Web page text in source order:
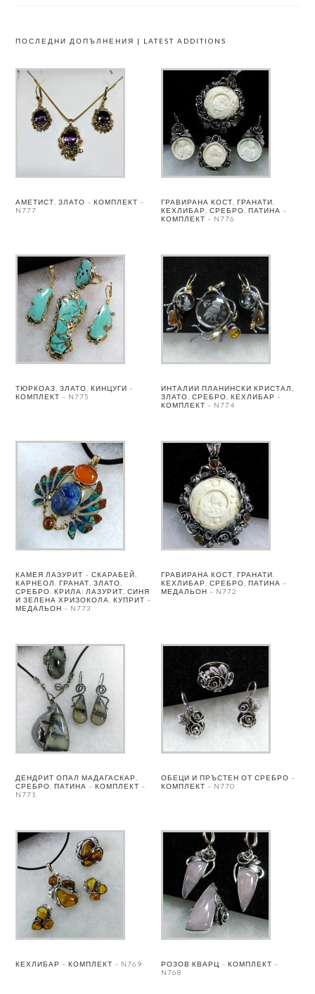
ПОСЛЕДНИ ДОПЪЛНЕНИЯ | LATEST ADDITIONS
АМЕТИСТ, ЗЛАТО – КОМПЛЕКТ –
N777
ГРАВИРАНА КОСТ, ГРАНАТИ,
КЕХЛИБАР, СРЕБРО, ПАТИНА –
КОМПЛЕКТ – N776
ТЮРКОАЗ, ЗЛАТО, КИНЦУГИ –
КОМПЛЕКТ – N775
ИНТАЛИИ ПЛАНИНСКИ КРИСТАЛ,
ЗЛАТО, СРЕБРО, КЕХЛИБАР –
КОМПЛЕКТ – N774
КАМЕЯ ЛАЗУРИТ – СКАРАБЕЙ,
КАРНЕОЛ, ГРАНАТ, ЗЛАТО,
СРЕБРО. КРИЛА: ЛАЗУРИТ, СИНЯ
И ЗЕЛЕНА ХРИЗОКОЛА, КУПРИТ –
МЕДАЛЬОН – N773
ГРАВИРАНА КОСТ, ГРАНАТИ,
КЕХЛИБАР, СРЕБРО, ПАТИНА –
МЕДАЛЬОН – N772
ДЕНДРИТ ОПАЛ МАДАГАСКАР,
СРЕБРО, ПАТИНА – КОМПЛЕКТ –
N771
ОБЕЦИ И ПРЪСТЕН ОТ СРЕБРО –
КОМПЛЕКТ – N770
КЕХЛИБАР – КОМПЛЕКТ – N769
РОЗОВ КВАРЦ – КОМПЛЕКТ –
N768